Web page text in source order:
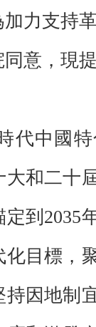
力支持
意，現
中國特
和二十
到2035
目標，
持因地制